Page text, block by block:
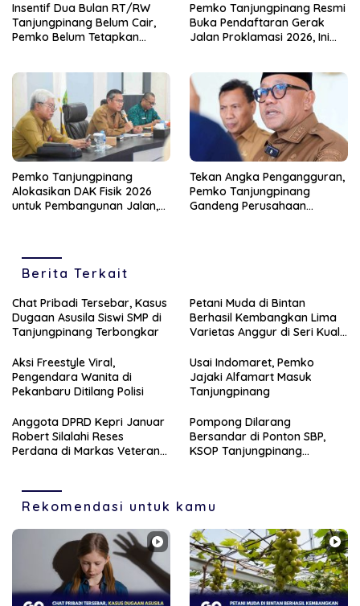
Insentif Dua Bulan RT/RW
Tanjungpinang Belum Cair,
Pemko Belum Tetapkan
Pemko Tanjungpinang Resmi
Buka Pendaftaran Gerak
Jalan Proklamasi 2026, Ini
Pemko Tanjungpinang
Alokasikan DAK Fisik 2026
untuk Pembangunan Jalan,
Tekan Angka Pengangguran,
Pemko Tanjungpinang
Gandeng Perusahaan
Berita Terkait
Chat Pribadi Tersebar, Kasus
Dugaan Asusila Siswi SMP di
Tanjungpinang Terbongkar
Petani Muda di Bintan
Berhasil Kembangkan Lima
Varietas Anggur di Seri Kuala
Aksi Freestyle Viral,
Pengendara Wanita di
Pekanbaru Ditilang Polisi
Usai Indomaret, Pemko
Jajaki Alfamart Masuk
Tanjungpinang
Anggota DPRD Kepri Januar
Robert Silalahi Reses
Perdana di Markas Veteran
Pompong Dilarang
Bersandar di Ponton SBP,
KSOP Tanjungpinang
Rekomendasi untuk kamu